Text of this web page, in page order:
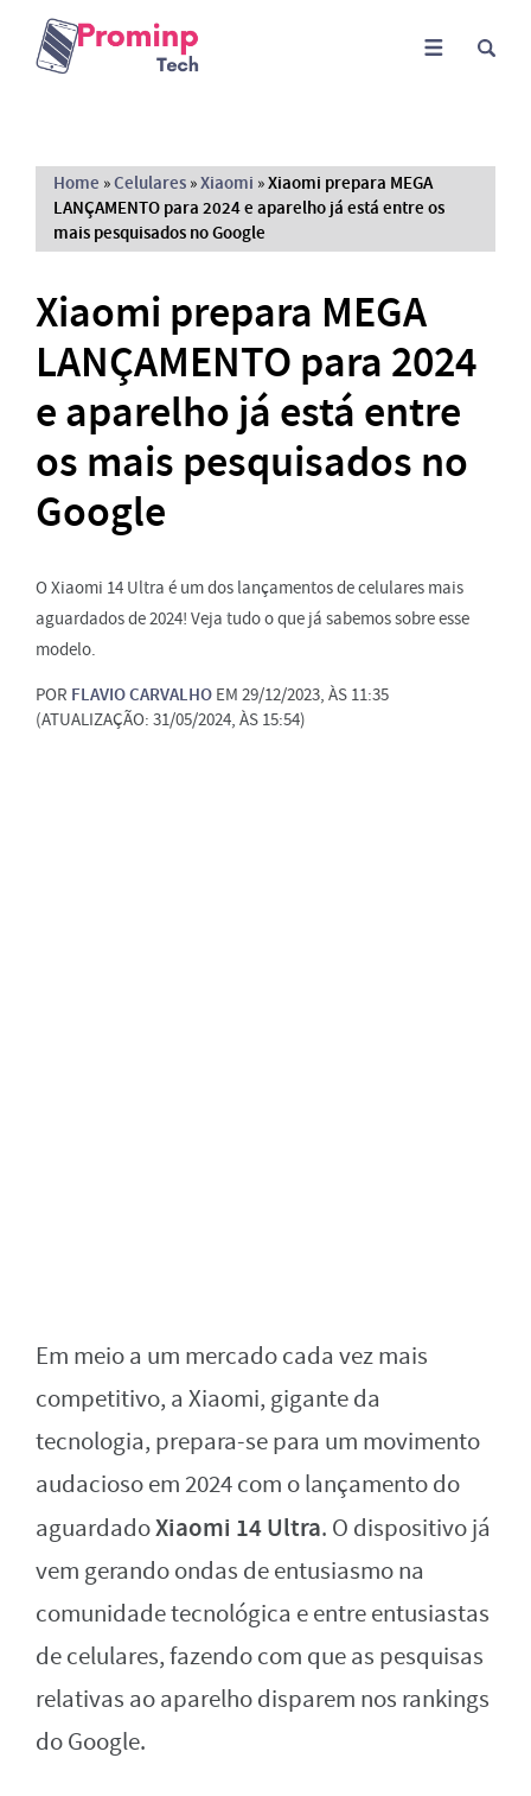
Home »Celulares »Xiaomi »Xiaomi prepara MEGA
LANÇAMENTO para 2024 e aparelho já está entre os
mais pesquisados no Google
Xiaomi prepara MEGA
LANÇAMENTO para 2024
e aparelho já está entre
os mais pesquisados no
Google
O Xiaomi 14 Ultra é um dos lançamentos de celulares mais
aguardados de 2024! Veja tudo o que já sabemos sobre esse
modelo.
POR FLAVIO CARVALHO EM 29/12/2023, ÀS 11:35
(ATUALIZAÇÃO: 31/05/2024, ÀS 15:54)
Em meio a um mercado cada vez mais
competitivo, a Xiaomi, gigante da
tecnologia, prepara-se para um movimento
audacioso em 2024 com o lançamento do
aguardadoXiaomi 14 Ultra. O dispositivo já
vem gerando ondas de entusiasmo na
comunidade tecnológica e entre entusiastas
de celulares, fazendo com que as pesquisas
relativas ao aparelho disparem nos rankings
do Google.